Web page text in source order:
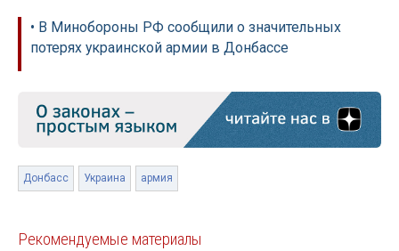
• В Минобороны РФ сообщили о значительных
потерях украинской армии в Донбассе
Донбасс Украина армия
Рекомендуемые материалы